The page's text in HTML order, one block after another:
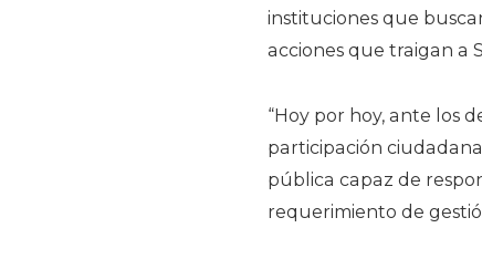
instituciones que
acciones que traigan a
“Hoy por hoy, ante los
participación
pública capaz de
requerimiento de